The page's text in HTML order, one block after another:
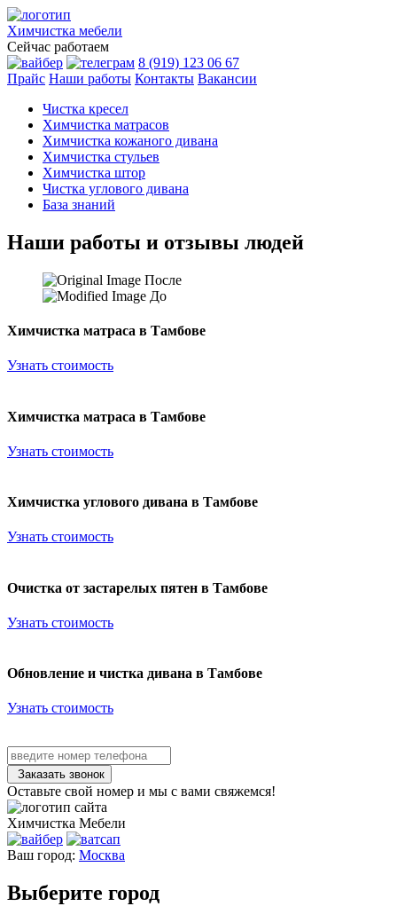
Химчистка мебели
Сейчас работаем
8 (919) 123 06 67
Прайс Наши работы Контакты Вакансии
Чистка кресел
Химчистка матрасов
Химчистка кожаного дивана
Химчистка стульев
Химчистка штор
Чистка углового дивана
База знаний
Наши работы и отзывы людей
После
До
Химчистка матраса в Тамбове
Узнать стоимость
Химчистка матраса в Тамбове
Узнать стоимость
Химчистка углового дивана в Тамбове
Узнать стоимость
Очистка от застарелых пятен в Тамбове
Узнать стоимость
Обновление и чистка дивана в Тамбове
Узнать стоимость
Заказать звонок
Оставьте свой номер и мы с вами свяжемся!
Химчистка Мебели
Ваш город: Москва
Выберите город